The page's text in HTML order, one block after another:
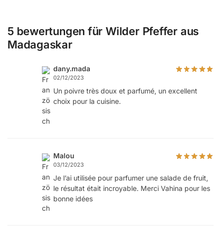
5 bewertungen fürWilder Pfeffer aus
Madagaskar
dany.mada
02/12/2023
Un poivre très doux et parfumé, un excellent
choix pour la cuisine.
Malou
03/12/2023
Je l’ai utilisée pour parfumer une salade de fruit,
le résultat était incroyable. Merci Vahina pour les
bonne idées